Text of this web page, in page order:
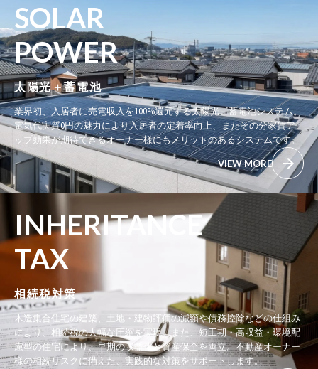
SOLAR
POWER
太陽光＋蓄電池
業界初、入居者に売電収入を100%還元する太陽光＋蓄電池システム。
電気代実質0円の魅力により入居者の定着率向上、またその分家賃ア
ップ効果が期待できるオーナー様にもメリットのあるシステムです。
VIEW MORE
INHERITANCE
TAX
相続税対策
木造集合住宅の建築、土地・建物評価の減額や債務控除などの仕組み
により、相続税の大幅な圧縮を実現。また、短工期・高収益・環境配
慮型の住宅により、早期の収益化と資産保全を両立。不動産オーナー
様の相続リスクに備えた、実践的な対策をサポートします。